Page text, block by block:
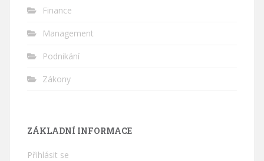
Finance
Management
Podnikání
Zákony
ZÁKLADNÍ INFORMACE
Přihlásit se